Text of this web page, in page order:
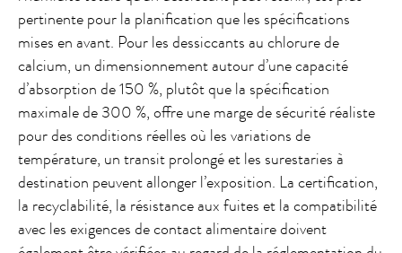
pertinente pour la planification que les spécifications
mises en avant. Pour les dessiccants au chlorure de
calcium, un dimensionnement autour d’une capacité
d’absorption de 150 %, plutôt que la spécification
maximale de 300 %, offre une marge de sécurité réaliste
pour des conditions réelles où les variations de
température, un transit prolongé et les surestaries à
destination peuvent allonger l’exposition. La certification,
la recyclabilité, la résistance aux fuites et la compatibilité
avec les exigences de contact alimentaire doivent